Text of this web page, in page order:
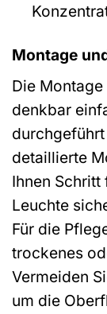
Montage
Die
denkbar
detaillierte
Ihnen
Leuchte
Für die
trockenes
Vermeiden
um die